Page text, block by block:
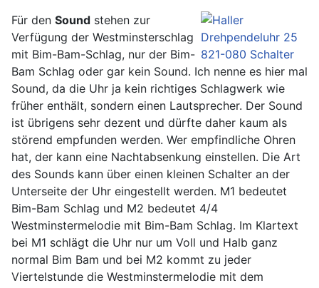
Für den Sound stehen zur
Verfügung der Westminsterschlag
mit Bim-Bam-Schlag, nur der Bim-
Bam Schlag oder gar kein Sound. Ich nenne es hier mal
Sound, da die Uhr ja kein richtiges Schlagwerk wie
früher enthält, sondern einen Lautsprecher. Der Sound
ist übrigens sehr dezent und dürfte daher kaum als
störend empfunden werden. Wer empfindliche Ohren
hat, der kann eine Nachtabsenkung einstellen. Die Art
des Sounds kann über einen kleinen Schalter an der
Unterseite der Uhr eingestellt werden. M1 bedeutet
Bim-Bam Schlag und M2 bedeutet 4/4
Westminstermelodie mit Bim-Bam Schlag. Im Klartext
bei M1 schlägt die Uhr nur um Voll und Halb ganz
normal Bim Bam und bei M2 kommt zu jeder
Viertelstunde die Westminstermelodie mit dem